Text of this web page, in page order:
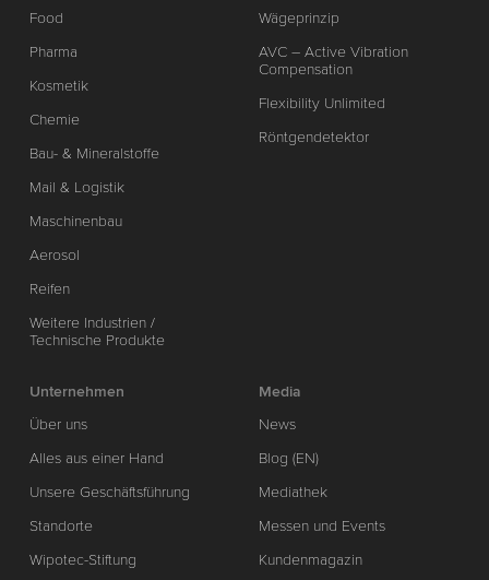
Food
Pharma
Kosmetik
Chemie
Bau- & Mineralstoffe
Mail & Logistik
Maschinenbau
Aerosol
Reifen
Weitere Industrien /
Technische Produkte
Wägeprinzip
AVC – Active Vibration
Compensation
Flexibility Unlimited
Röntgendetektor
Unternehmen
Über uns
Alles aus einer Hand
Unsere Geschäftsführung
Standorte
Wipotec-Stiftung
Media
News
Blog (EN)
Mediathek
Messen und Events
Kundenmagazin